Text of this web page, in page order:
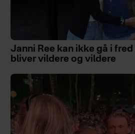
Janni Ree kan ikke gå i
bliver vildere og vildere